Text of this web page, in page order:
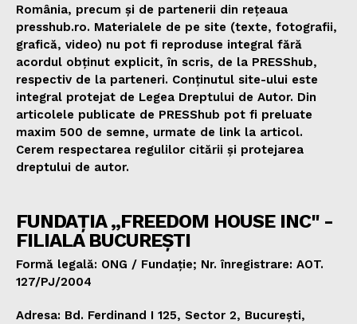
România, precum și de partenerii din rețeaua
presshub.ro. Materialele de pe site (texte, fotografii,
grafică, video) nu pot fi reproduse integral fără
acordul obținut explicit, în scris, de la PRESShub,
respectiv de la parteneri. Conținutul site-ului este
integral protejat de Legea Dreptului de Autor. Din
articolele publicate de PRESShub pot fi preluate
maxim 500 de semne, urmate de link la articol.
Cerem respectarea regulilor citării și protejarea
dreptului de autor.
FUNDAȚIA „FREEDOM HOUSE INC" -
FILIALA BUCUREȘTI
Formă legală: ONG / Fundație; Nr. înregistrare: AOT.
127/PJ/2004
Adresa: Bd. Ferdinand I 125, Sector 2, București,